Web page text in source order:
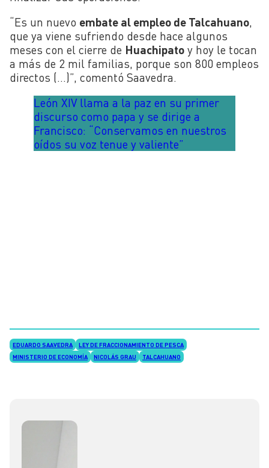
“Es un nuevo embate al empleo de Talcahuano,
que ya viene sufriendo desde hace algunos
meses con el cierre de Huachipato y hoy le tocan
a más de 2 mil familias, porque son 800 empleos
directos (…)”, comentó Saavedra.
León XIV llama a la paz en su primer
discurso como papa y se dirige a
Francisco: “Conservamos en nuestros
oídos su voz tenue y valiente”
EDUARDO SAAVEDRA
LEY DE FRACCIONAMIENTO DE PESCA
MINISTERIO DE ECONOMÍA
NICOLÁS GRAU TALCAHUANO